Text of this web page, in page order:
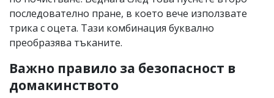
последователно пране, в което вече използвате
трика с оцета. Тази комбинация буквално
преобразява тъканите.
Важно правило за безопасност в
домакинството